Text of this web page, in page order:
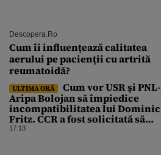
Descopera.ro
Cum îi influențează calitatea
aerului pe pacienții cu artrită
reumatoidă?
ULTIMA ORĂ
Cum vor USR şi PNL-
Aripa Bolojan să împiedice
incompatibilitatea lui Dominic
Fritz. CCR a fost solicitată să
intervină
17:13